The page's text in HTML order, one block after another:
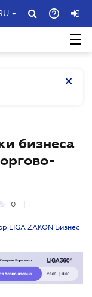
бизнеса
0
LIGA ZAKON Бизнес